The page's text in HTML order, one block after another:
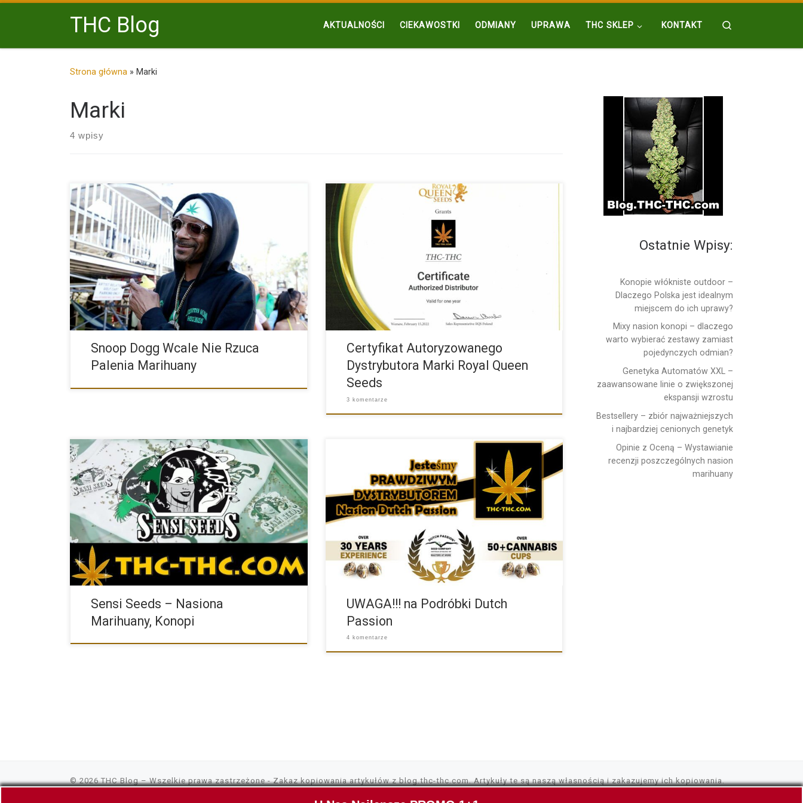
Przejdź do treściTHC Blog AKTUALNOŚCI CIEKAWOSTKI ODMIANY UPRAWA THC SKLEP KONTAKT
Strona główna » Marki
Marki
4 wpisy
Snoop Dogg, legenda hip-hopu i jednocześnie wielki miłośnik
marihuany, niedawno […]
Snoop Dogg Wcale Nie Rzuca
Palenia Marihuany
THC-THC.COM to Autoryzowany Dystrybutor Marki Royal
Queen Seeds Miło nam […]
Certyfikat Autoryzowanego
Dystrybutora Marki Royal Queen
Seeds
3 komentarze
W naszej ofercie sklepu pojawiły się nasiona marihuany
Holenderskiego producenta […]
Sensi Seeds – Nasiona
Marihuany, Konopi
Na rynku od bardzo dawna są sprzedawane podrobione
nasiona marihuany […]
UWAGA!!! na Podróbki Dutch
Passion
4 komentarze
Ostatnie Wpisy:
Konopie włókniste outdoor –
Dlaczego Polska jest idealnym
miejscem do ich uprawy?
Mixy nasion konopi – dlaczego
warto wybierać zestawy zamiast
pojedynczych odmian?
Genetyka Automatów XXL –
zaawansowane linie o zwiększonej
ekspansji wzrostu
Bestsellery – zbiór najważniejszych
i najbardziej cenionych genetyk
Opinie z Oceną – Wystawianie
recenzji poszczególnych nasion
marihuany
© 2026THC Blog– Wszelkie prawa zastrzeżone- Zakaz kopiowania artykułów z blog.thc-thc.com. Artykuły te są naszą własnością i zakazujemy ich kopiowania.